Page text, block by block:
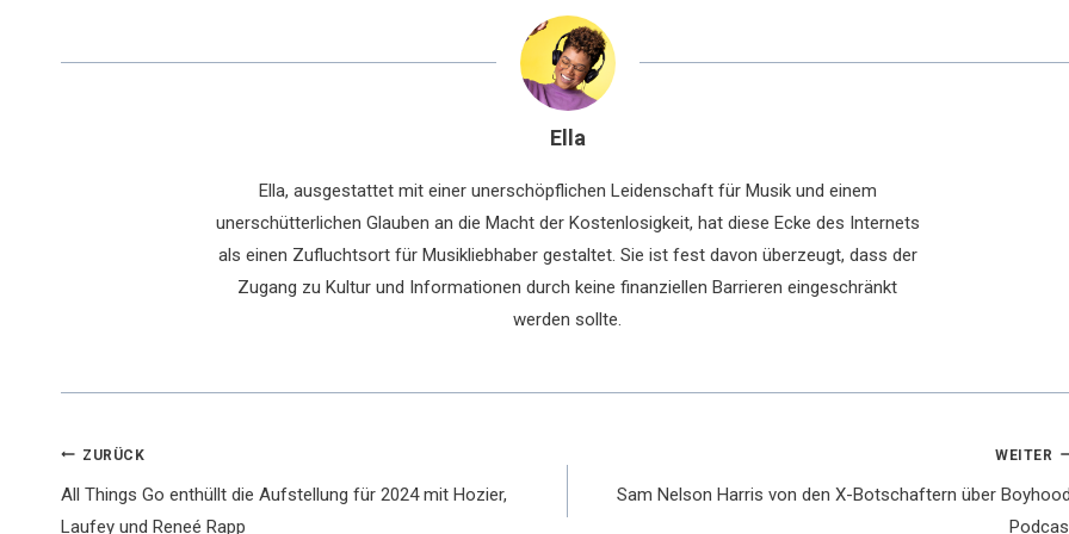
Ella
Ella, ausgestattet mit einer unerschöpflichen Leidenschaft für Musik und einem
unerschütterlichen Glauben an die Macht der Kostenlosigkeit, hat diese Ecke des Internets
als einen Zufluchtsort für Musikliebhaber gestaltet. Sie ist fest davon überzeugt, dass der
Zugang zu Kultur und Informationen durch keine finanziellen Barrieren eingeschränkt
werden sollte.
Beitragsnavigation
ZURÜCK
All Things Go enthüllt die Aufstellung für 2024 mit Hozier,
Laufey und Reneé Rapp
WEITER
Sam Nelson Harris von den X-Botschaftern über